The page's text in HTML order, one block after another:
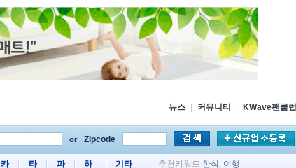
뉴스 커뮤니티 KWave팬클럽
or Zipcode
카 타 파 하 기타 추천키워드 한식 , 여행